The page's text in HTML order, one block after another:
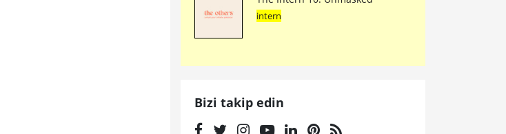
intern
Bizi takip edin